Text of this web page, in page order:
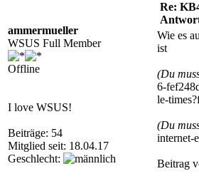
ammermueller
WSUS Full Member
Offline
I love WSUS!
Beiträge: 54
Mitglied seit: 18.04.17
Geschlecht:
Re:
Wie es
ist
(Du
6-
le-
(Du
internet-
Beitrag